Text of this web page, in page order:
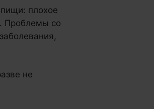
плохое
Проблемы со
не